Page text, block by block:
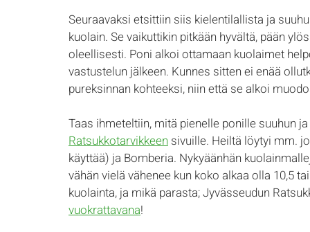
Seuraavaksi etsittiin siis kielentilallista ja
kuolain. Se vaikuttikin pitkään hyvältä, pään
oleellisesti. Poni alkoi ottamaan kuolaimet
vastustelun jälkeen. Kunnes sitten ei enää
pureksinnan kohteeksi, niin että se alkoi
Taas ihmeteltiin, mitä pienelle ponille suuhun
Ratsukkotarvikkeen sivuille. Heiltä löytyi mm.
käyttää) ja Bomberia. Nykyäänhän
vähän vielä vähenee kun koko alkaa olla 10,5
kuolainta, ja mikä parasta; Jyvässeudun
vuokrattavana!